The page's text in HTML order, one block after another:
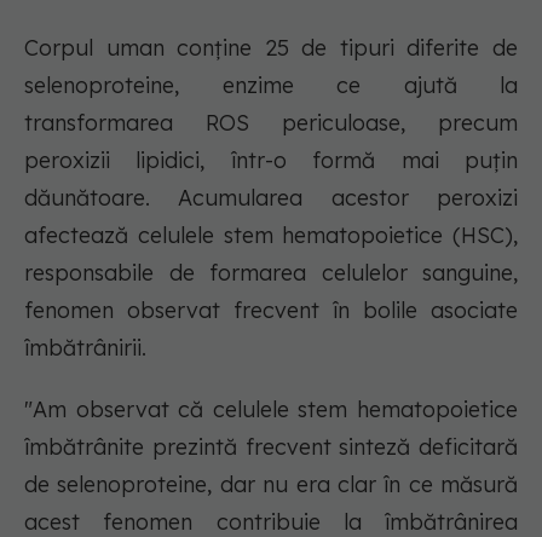
Corpul uman conține 25 de tipuri diferite de
selenoproteine, enzime ce ajută la
transformarea ROS periculoase, precum
peroxizii lipidici, într-o formă mai puțin
dăunătoare. Acumularea acestor peroxizi
afectează celulele stem hematopoietice (HSC),
responsabile de formarea celulelor sanguine,
fenomen observat frecvent în bolile asociate
îmbătrânirii.
"Am observat că celulele stem hematopoietice
îmbătrânite prezintă frecvent sinteză deficitară
de selenoproteine, dar nu era clar în ce măsură
acest fenomen contribuie la îmbătrânirea